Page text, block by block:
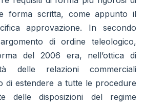
forma scritta, come appunto il
approvazione. In secondo
di ordine teleologico,
del 2006 era, nell’ottica di
delle relazioni commerciali
di estendere a tutte le procedure
delle disposizioni del regime